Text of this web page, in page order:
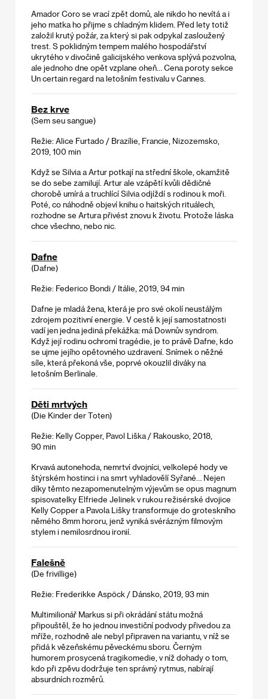
Amador Coro se vrací zpět domů, ale nikdo ho nevítá a i
jeho matka ho přijme s chladným klidem. Před lety totiž
založil krutý požár, za který si pak odpykal zasloužený
trest. S poklidným tempem malého hospodářství
ukrytého v divočině galicijského venkova splývá pozvolna,
ale jednoho dne opět vzplane oheň… Cena poroty sekce
Un certain regard na letošním festivalu v Cannes.
Bez krve
(Sem seu sangue)
Režie: Alice Furtado / Brazílie, Francie, Nizozemsko,
2019, 100 min
Když se Silvia a Artur potkají na střední škole, okamžitě
se do sebe zamilují. Artur ale vzápětí kvůli dědičné
chorobě umírá a truchlící Silvia odjíždí s rodinou k moři.
Poté, co náhodně objeví knihu o haitských rituálech,
rozhodne se Artura přivést znovu k životu. Protože láska
chce všechno, nebo nic.
Dafne
(Dafne)
Režie: Federico Bondi / Itálie, 2019, 94 min
Dafne je mladá žena, která je pro své okolí neustálým
zdrojem pozitivní energie. V cestě k její samostatnosti
vadí jen jedna jediná překážka: má Downův syndrom.
Když její rodinu ochromí tragédie, je to právě Dafne, kdo
se ujme jejího opětovného uzdravení. Snímek o něžné
síle, která překoná vše, poprvé okouzlil diváky na
letošním Berlinale.
Děti mrtvých
(Die Kinder der Toten)
Režie: Kelly Copper, Pavol Liška / Rakousko, 2018,
90 min
Krvavá autonehoda, nemrtví dvojníci, velkolepé hody ve
štýrském hostinci i na smrt vyhladovělí Syřané… Nejen
díky těmto nezapomenutelným výjevům se opus magnum
spisovatelky Elfriede Jelinek v rukou režisérské dvojice
Kelly Copper a Pavola Lišky transformuje do groteskního
němého 8mm hororu, jenž vyniká svérázným filmovým
stylem i nemilosrdnou ironií.
Falešně
(De frivillige)
Režie: Frederikke Aspöck / Dánsko, 2019, 93 min
Multimilionář Markus si při okrádání státu možná
připouštěl, že ho jednou investiční podvody přivedou za
mříže, rozhodně ale nebyl připraven na variantu, v níž se
přidá k vězeňskému pěveckému sboru. Černým
humorem prosycená tragikomedie, v níž dohady o tom,
kdo při zpěvu dodržuje ten správný rytmus, nabírají
absurdních rozměrů.